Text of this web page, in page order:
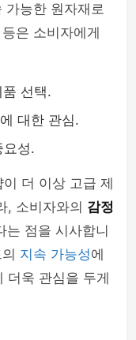
가능한 원자재로
은 소비자에게
선택.
대한 관심.
요성.
더 이상 고급 제
, 소비자와의 감정
는 점을 시사합니
지속 가능성에
더욱 관심을 두게